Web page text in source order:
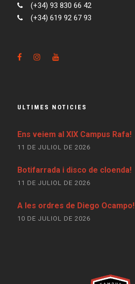
(+34) 93 830 66 42
(+34) 619 92 67 93
ULTIMES NOTICIES
Ens veiem al XIX Campus Rafa!
11 DE JULIOL DE 2026
Botifarrada i disco de cloenda!
11 DE JULIOL DE 2026
A les ordres de Diego Ocampo!
10 DE JULIOL DE 2026